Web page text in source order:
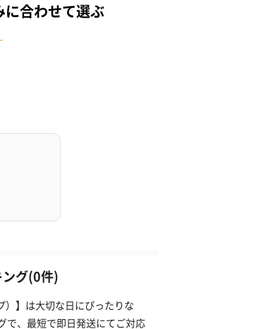
合わせて選ぶ
グ(0件)
】は大切な日にぴったりな
で、最短で即日発送にてご対応